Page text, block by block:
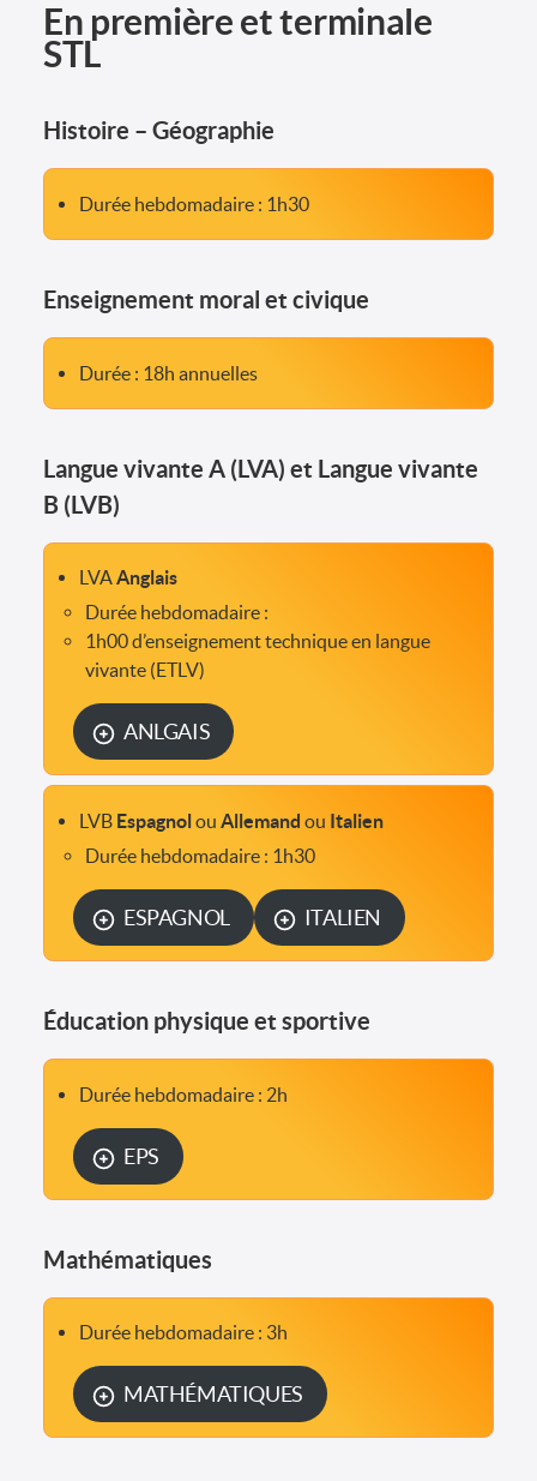
En première et terminale
STL
Histoire – Géographie
Durée hebdomadaire : 1h30
Enseignement moral et civique
Durée : 18h annuelles
Langue vivante A (LVA) et Langue vivante
B (LVB)
LVAAnglais
Durée hebdomadaire :
1h00 d’enseignement technique en langue
vivante (ETLV)
ANLGAIS
LVB Espagnolou Allemand ou Italien
Durée hebdomadaire : 1h30
ESPAGNOL ITALIEN
Éducation physique et sportive
Durée hebdomadaire : 2h
EPS
Mathématiques
Durée hebdomadaire : 3h
MATHÉMATIQUES